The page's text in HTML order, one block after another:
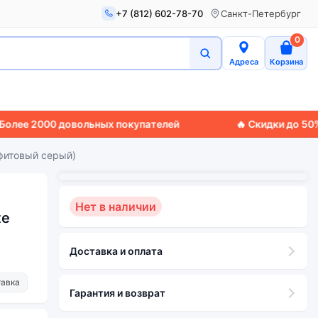
+7 (812) 602-78-70 Санкт-Петербург
Адреса Корзина
0
довольных покупателей 🔥 Скидки до 50%🚚
серый)
Нет в наличии
Доставка и оплата
Гарантия и возврат